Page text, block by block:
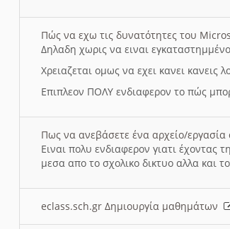
Πώς να εχω τις δυνατότητες του
Δηλαδη χωρις να ειναι
Χρειαζεται ομως να εχει κανει
Επιπλεον ΠΟΛΥ ενδιαφερον το πώς
Πως να ανεβάσετε ένα αρχείο/
Ειναι πολυ ενδιαφερον γιατι
μεσα απο το σχολικο δικτυο αλλα και
eclass.sch.gr Δημιουργία μαθημάτων